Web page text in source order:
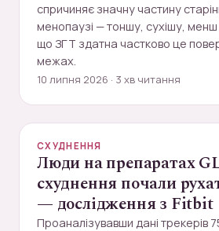
спричиняє значну частину
менопаузі — тоншу, сухішу, менш
що ЗГТ здатна частково це
межах.
10 липня 2026 · 3 хв читання
СХУДНЕННЯ
Люди на препаратах
схуднення почали
— дослідження з Fitbit
Проаналізувавши дані трекерів